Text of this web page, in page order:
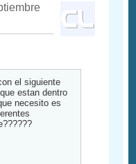
el siguiente
estan dentro
necesito es